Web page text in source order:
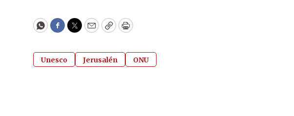
WhatsApp
Facebook
Twitter
EmailCopyPrint
Unesco Jerusalén ONU